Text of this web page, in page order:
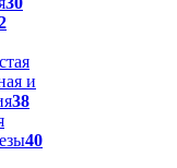
и
38
40